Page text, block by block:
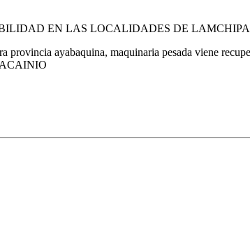
EN LAS LOCALIDADES DE
provincia ayabaquina, maquinaria pesada viene